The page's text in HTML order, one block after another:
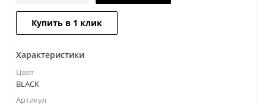
Купить в 1 клик
Характеристики
Цвет
BLACK
Артикул